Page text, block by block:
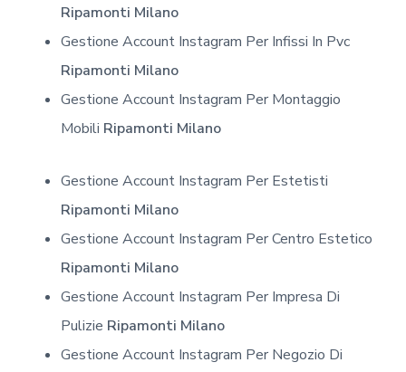
Ripamonti Milano
Gestione Account Instagram Per Infissi In Pvc
Ripamonti Milano
Gestione Account Instagram Per Montaggio
Mobili Ripamonti Milano
Gestione Account Instagram Per Estetisti
Ripamonti Milano
Gestione Account Instagram Per Centro Estetico
Ripamonti Milano
Gestione Account Instagram Per Impresa Di
Pulizie Ripamonti Milano
Gestione Account Instagram Per Negozio Di